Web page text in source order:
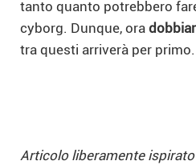
tanto quanto potrebbero
cyborg. Dunque, ora
tra questi arriverà per primo.
Articolo liberamente